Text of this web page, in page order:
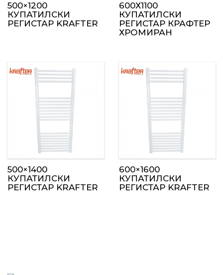
500×1200
КУПАТИЛСКИ
РЕГИСТАР KRAFTER
600Х1100
КУПАТИЛСКИ
РЕГИСТАР КРАФТЕР
ХРОМИРАН
500×1400
КУПАТИЛСКИ
РЕГИСТАР KRAFTER
600×1600
КУПАТИЛСКИ
РЕГИСТАР KRAFTER